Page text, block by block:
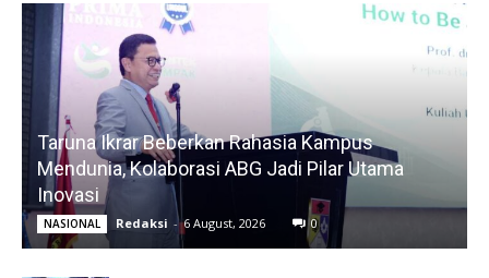
Taruna Ikrar Beberkan Rahasia Kampus
Mendunia, Kolaborasi ABG Jadi Pilar Utama
Inovasi
NASIONAL Redaksi - 6 August, 2026 0